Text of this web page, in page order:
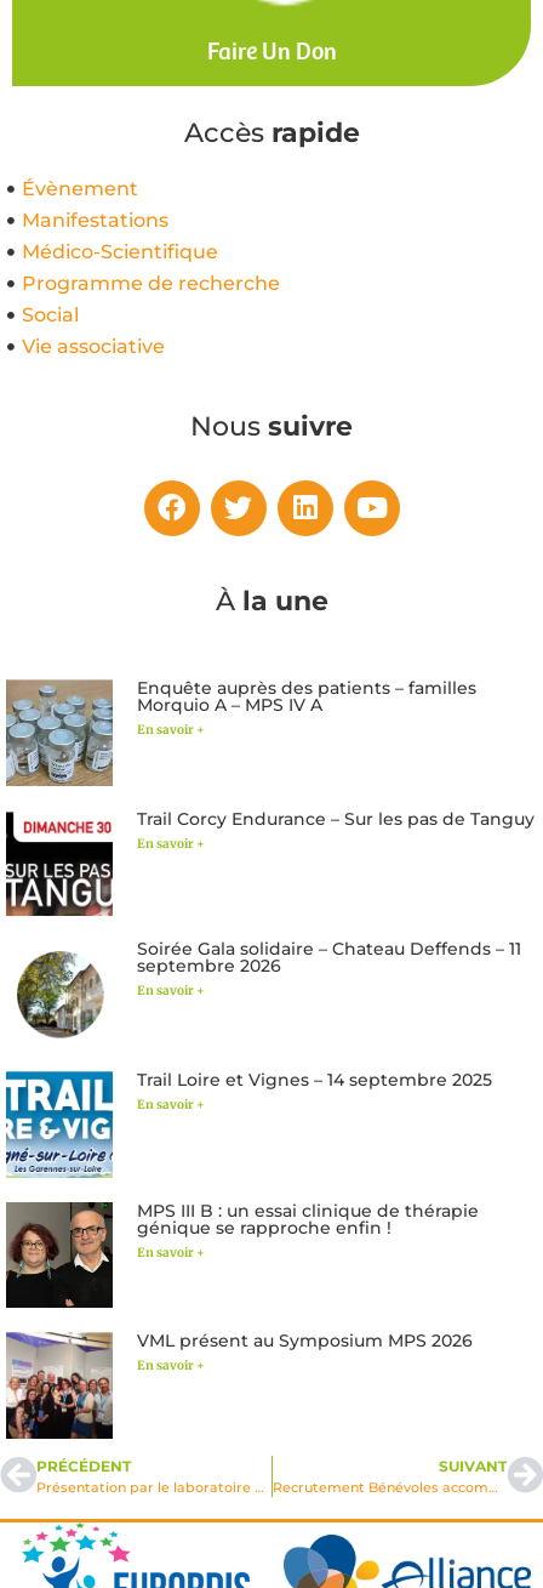
Faire Un Don
Accès rapide
Évènement
Manifestations
Médico-Scientifique
Programme de recherche
Social
Vie associative
Nous suivre
À la une
Enquête auprès des patients – familles
Morquio A – MPS IV A
En savoir +
Trail Corcy Endurance – Sur les pas de Tanguy
En savoir +
Soirée Gala solidaire – Chateau Deffends – 11
septembre 2026
En savoir +
Trail Loire et Vignes – 14 septembre 2025
En savoir +
MPS III B : un essai clinique de thérapie
génique se rapproche enfin !
En savoir +
VML présent au Symposium MPS 2026
En savoir +
PRÉCÉDENT
Présentation par le laboratoire Lysogene des principaux résultats de l’essai clinique de thérapie génique chez les enfants MPS IIIA
SUIVANT
Recrutement Bénévoles accompagnateurs